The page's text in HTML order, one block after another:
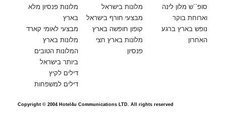
מלונות פנסיון מלא
בארץ
מבצעי לאומי קארד
מלונות בארץ
המלונות הטובים
ביותר בישראל
דילים לקיץ
דילים למשפחות
מלונות בישראל
מבצעי חורף בישראל
קופון חופשה בארץ
מלונות בארץ חצי
פנסיון
סופ``ש מלון לינה
וארוחת בוקר
נופש בארץ ברגע
האחרון
Copyright © 2004 Hotel4u Communications LTD. All rights reserved